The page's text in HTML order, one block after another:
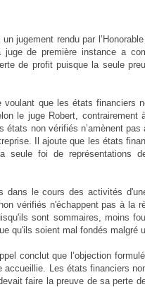
jugement rendu par
de première instance a
de profit puisque la seule
voulant que les états financiers
le juge Robert, contrairement
non vérifiés n’amènent pas
Il ajoute que les états
seule foi de représentations
dans le cours des activités
vérifiés n'échappent pas à la
sont sommaires, moins
qu'ils soient mal fondés malgré
conclut que l’objection
accueillie. Les états financiers
faire la preuve de sa perte